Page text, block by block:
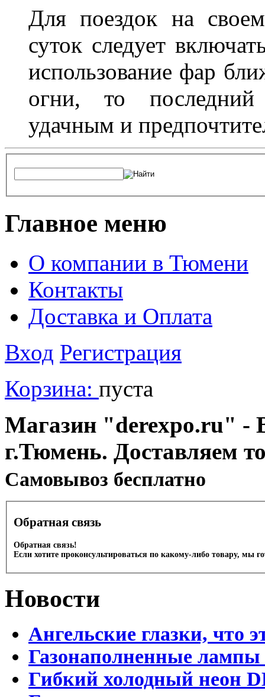
Для поездок на
суток следует
использование фар
огни, то последний
удачным и
Главное меню
О компании в Тюмени
Контакты
Доставка и Оплата
Вход Регистрация
Корзина: пуста
Магазин "derexpo.ru" -
г.Тюмень. Доставляем
Cамовывоз бесплатно
Обратная связь
Обратная связь!
Если хотите проконсультироваться по какому-либо товару, мы
Новости
Ангельские глазки, что
Газонаполненные
Гибкий холодный неон